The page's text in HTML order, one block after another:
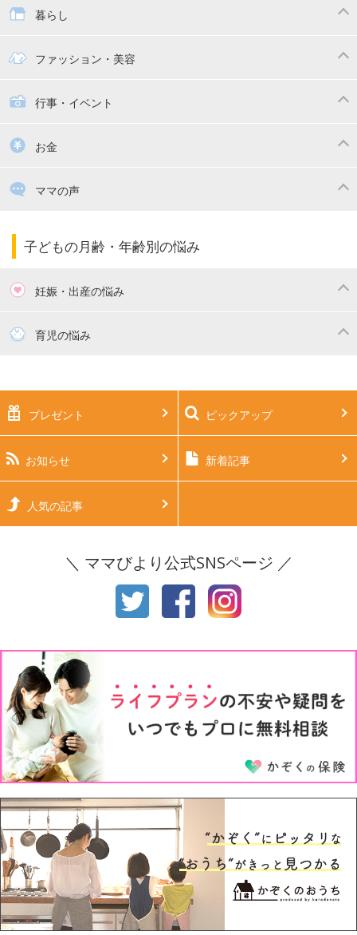
抱っこ紐
教育・習い事
幼稚園
絵本
暮らし
ママの日常
家族関係・夫婦関係
掃除
ファッション・美容
子供の服・ファッション
行事・イベント
漫画
出産祝い・内祝い
お金
住宅購入ママの声
子育てコラム
子どもの月齢・年齢別の悩み
妊娠・出産の悩み
妊活 育児の悩み
生後2ヶ月 生後3ヶ月
生後4ヶ月 生後5ヶ月
生後6ヶ月
生後11ヶ月
3才
5才 6才
プレゼント ピックアップ
お知らせ 新着記事
人気の記事
＼ ママびより公式SNSページ ／